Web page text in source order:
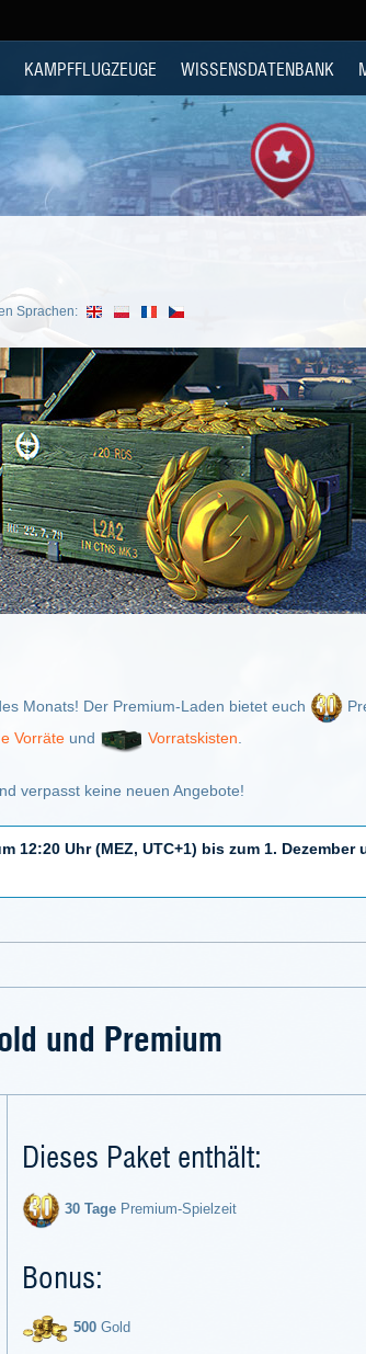
KAMPFFLUGZEUGE WISSENSDATENBANK
Sprachen:
Monats! Der Premium-Laden bietet euch
Vorräte und Vorratskisten.
verpasst keine neuen Angebote!
12:20 Uhr (MEZ, UTC+1) bis zum 1. Dezember
und Premium
Dieses Paket enthält:
30 Tage Premium-Spielzeit
Bonus:
500 Gold